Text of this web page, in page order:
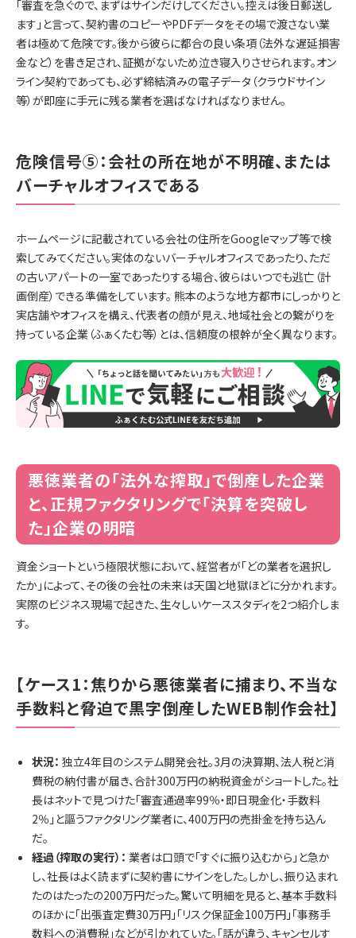
「審査を急ぐので、まずはサインだけしてください。控えは後日郵送し
ます」と言って、契約書のコピーやPDFデータをその場で渡さない業
者は極めて危険です。後から彼らに都合の良い条項（法外な遅延損害
金など）を書き足され、証拠がないため泣き寝入りさせられます。オン
ライン契約であっても、必ず締結済みの電子データ（クラウドサイン
等）が即座に手元に残る業者を選ばなければなりません。
危険信号⑤：会社の所在地が不明確、または
バーチャルオフィスである
ホームページに記載されている会社の住所をGoogleマップ等で検
索してみてください。実体のないバーチャルオフィスであったり、ただ
の古いアパートの一室であったりする場合、彼らはいつでも逃亡（計
画倒産）できる準備をしています。 熊本のような地方都市にしっかりと
実店舗やオフィスを構え、代表者の顔が見え、地域社会との繋がりを
持っている企業（ふぁくたむ等）とは、信頼度の根幹が全く異なります。
悪徳業者の「法外な搾取」で倒産した企業
と、正規ファクタリングで「決算を突破し
た」企業の明暗
資金ショートという極限状態において、経営者が「どの業者を選択し
たか」によって、その後の会社の未来は天国と地獄ほどに分かれます。
実際のビジネス現場で起きた、生々しいケーススタディを2つ紹介しま
す。
【ケース1：焦りから悪徳業者に捕まり、不当な
手数料と脅迫で黒字倒産したWEB制作会社】
状況： 独立4年目のシステム開発会社。3月の決算期、法人税と消
費税の納付書が届き、合計300万円の納税資金がショートした。社
長はネットで見つけた「審査通過率99％・即日現金化・手数料
2％」と謳うファクタリング業者に、400万円の売掛金を持ち込ん
だ。
経過（搾取の実行）： 業者は口頭で「すぐに振り込むから」と急か
し、社長はよく読まずに契約書にサインをした。しかし、振り込まれ
たのはたったの200万円だった。驚いて明細を見ると、基本手数料
のほかに「出張査定費30万円」「リスク保証金100万円」「事務手
数料への消費税」などが引かれていた。「話が違う、キャンセルす